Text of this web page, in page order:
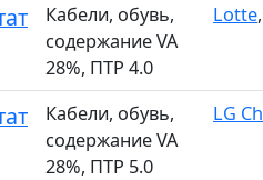
Кабели, обувь,
содержание VA
28%, ПТР 4.0
Lotte
Кабели, обувь,
содержание VA
28%, ПТР 5.0
LG